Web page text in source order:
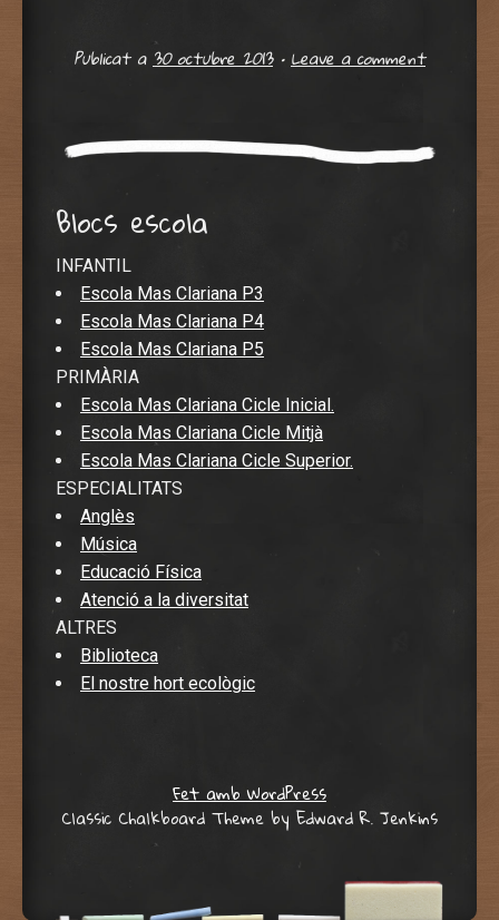
Publicat a30 octubre 2013 •Leave a comment
Blocs escola
INFANTIL
Escola Mas Clariana P3
Escola Mas Clariana P4
Escola Mas Clariana P5
PRIMÀRIA
Escola Mas Clariana Cicle Inicial.
Escola Mas Clariana Cicle Mitjà
Escola Mas Clariana Cicle Superior.
ESPECIALITATS
Anglès
Música
Educació Física
Atenció a la diversitat
ALTRES
Biblioteca
El nostre hort ecològic
Fet amb WordPress
Classic Chalkboard Theme by Edward R. Jenkins